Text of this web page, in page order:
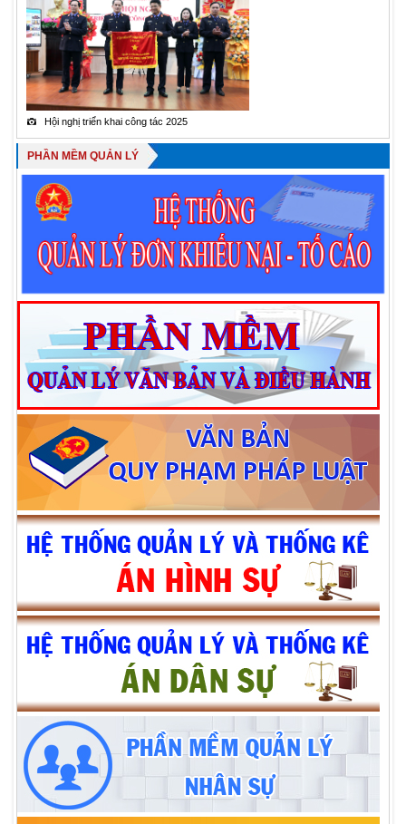
Hội nghị triển khai công tác 2025
PHẦN MỀM QUẢN LÝ